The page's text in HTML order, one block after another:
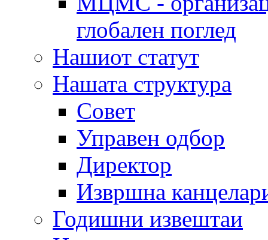
глобален поглед
Нашиот статут
Нашата структура
Совет
Управен одбор
Директор
Извршна
Годишни извештаи